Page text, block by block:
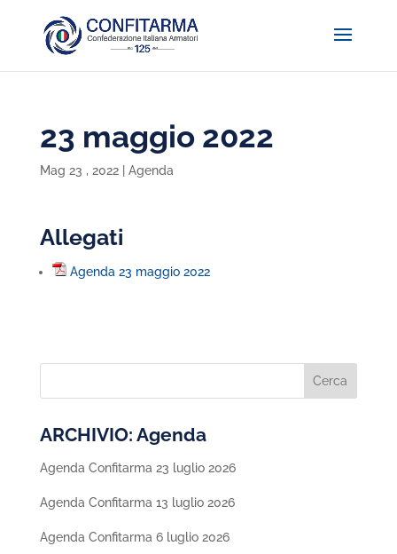
23 maggio 2022
Mag 23 , 2022| Agenda
Allegati
Agenda 23 maggio 2022
ARCHIVIO: Agenda
Agenda Confitarma 23 luglio 2026
Agenda Confitarma 13 luglio 2026
Agenda Confitarma 6 luglio 2026